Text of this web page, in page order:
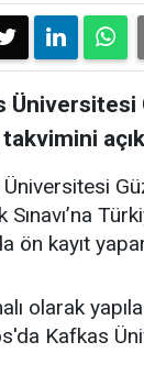
Üniversitesi
takvimini
Sınavı’na
ön kayıt
olarak
Kafkas